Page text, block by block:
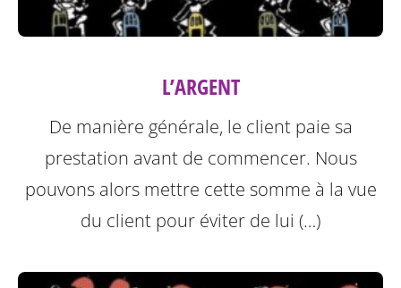
L’ARGENT
De manière générale, le client paie sa
prestation avant de commencer. Nous
pouvons alors mettre cette somme à la vue
du client pour éviter de lui (…)